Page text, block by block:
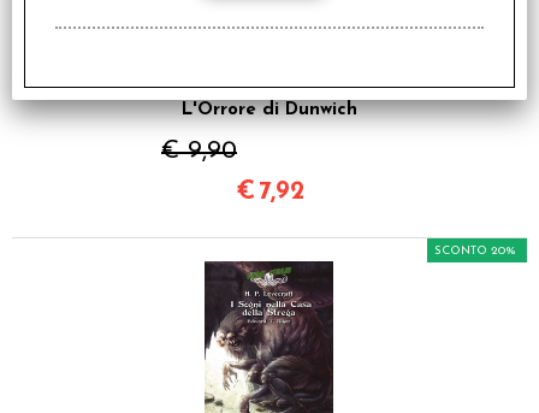
Choose Cthulhu Vol.5 -
L'Orrore di Dunwich
€ 9,90
€ 7,92
SCONTO 20%